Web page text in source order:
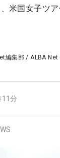
、米国女子ツ
編集部 /ALBA Net
分